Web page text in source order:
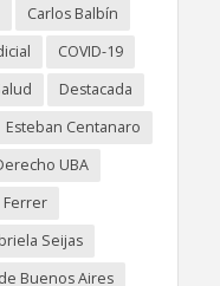
Carlos Balbín
COVID-19
Destacada
Esteban Centanaro
UBA
Ferrer
Seijas
Buenos Aires